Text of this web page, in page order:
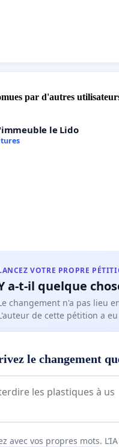
par d'autres
le Lido
VOTRE PROPRE
a-t-il quelque
changement n'a pas lieu
de cette pétition a
le changement
avec vos propres mots.